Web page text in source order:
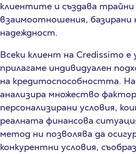
клиентите и създава трайни
взаимоотношения, базирани
надеждност.
Всеки клиент на Credissimo е
прилагаме индивидуален
на кредитоспособността.
анализира множество
персонализирани условия,
реалната финансова
метод ни позволява да
конкурентни условия,